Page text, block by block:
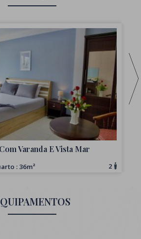
Varanda E Vista Mar
: 36m² 2